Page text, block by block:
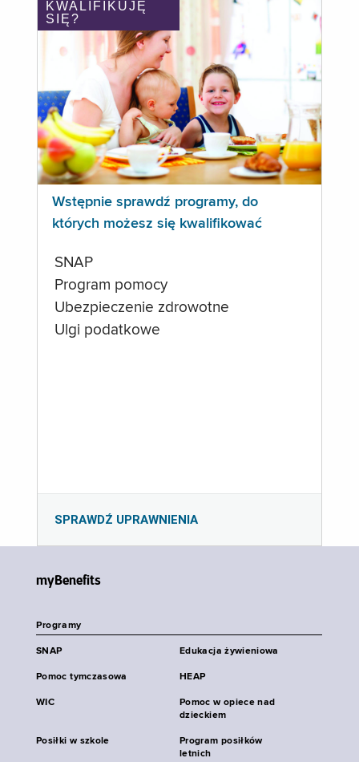
KWALIFIKUJĘ
SIĘ?
Wstępnie sprawdź programy, do
których możesz się kwalifikować
SNAP
Program pomocy
Ubezpieczenie zdrowotne
Ulgi podatkowe
SPRAWDŹ UPRAWNIENIA
myBenefits
Programy
SNAP Edukacja żywieniowa
Pomoc tymczasowa HEAP
WIC
Pomoc w opiece nad
dzieckiem
Posiłki w szkole
Program posiłków
letnich